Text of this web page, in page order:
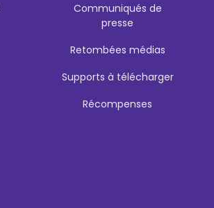
Communiqués de
presse
Retombées médias
Supports à télécharger
Récompenses